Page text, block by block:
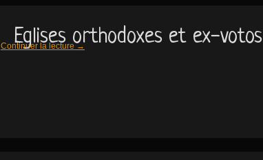
Eglises orthodoxes et ex-votos
Continuer la lecture→